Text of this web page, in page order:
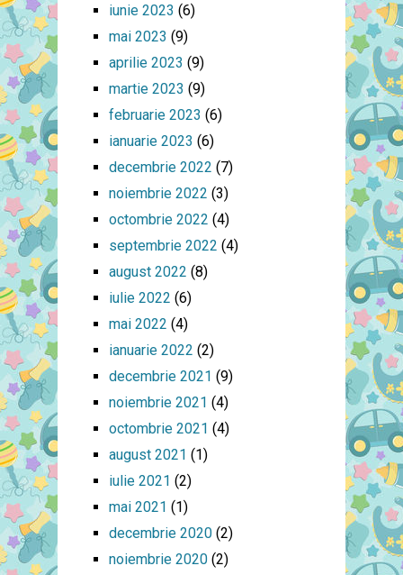
iunie 2023 (6)
mai 2023 (9)
aprilie 2023 (9)
martie 2023 (9)
februarie 2023 (6)
ianuarie 2023 (6)
decembrie 2022 (7)
noiembrie 2022 (3)
octombrie 2022 (4)
septembrie 2022 (4)
august 2022 (8)
iulie 2022 (6)
mai 2022 (4)
ianuarie 2022 (2)
decembrie 2021 (9)
noiembrie 2021 (4)
octombrie 2021 (4)
august 2021 (1)
iulie 2021 (2)
mai 2021 (1)
decembrie 2020(2)
noiembrie 2020(2)